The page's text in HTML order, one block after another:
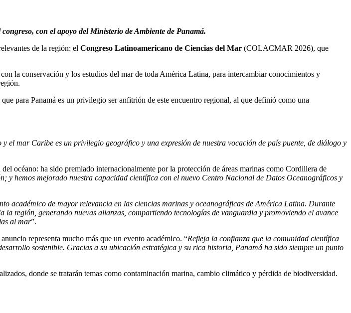
con el apoyo del Ministerio de Ambiente de Panamá.
de la región: el Congreso Latinoamericano de Ciencias del Mar (COLACMAR 2026), que
la conservación y los estudios del mar de toda América Latina, para intercambiar conocimientos y
para Panamá es un privilegio ser anfitrión de este encuentro regional, al que definió como una
el mar Caribe es un privilegio geográfico y una expresión de nuestra vocación de país puente, de diálogo y
océano: ha sido premiado internacionalmente por la protección de áreas marinas como Cordillera de
y hemos mejorado nuestra capacidad científica con el nuevo Centro Nacional de Datos Oceanográficos y
académico de mayor relevancia en las ciencias marinas y oceanográficas de América Latina. Durante
región, generando nuevas alianzas, compartiendo tecnologías de vanguardia y promoviendo el avance
al mar”.
representa mucho más que un evento académico. “Refleja la confianza que la comunidad científica
sostenible. Gracias a su ubicación estratégica y su rica historia, Panamá ha sido siempre un punto
donde se tratarán temas como contaminación marina, cambio climático y pérdida de biodiversidad.